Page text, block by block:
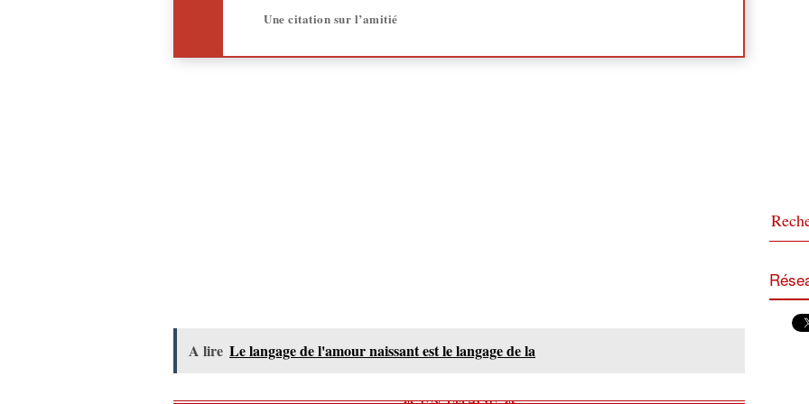
Une citation sur l’amitié
A lire Le langage de l'amour naissant est le langage de la